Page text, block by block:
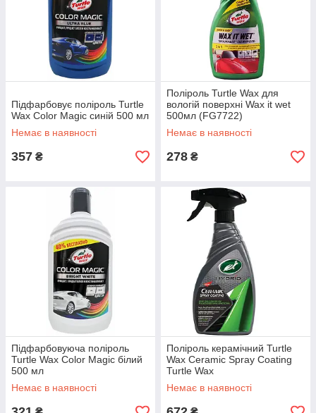
Підфарбовує поліроль Turtle
Wax Color Magic синій 500 мл
Немає в наявності
357 ₴
Поліроль Turtle Wax для
вологій поверхні Wax it wet
500мл (FG7722)
Немає в наявності
278 ₴
Підфарбовуюча поліроль
Turtle Wax Color Magic білий
500 мл
Немає в наявності
Поліроль керамічний Turtle
Wax Ceramic Spray Coating
Turtle Wax
Немає в наявності